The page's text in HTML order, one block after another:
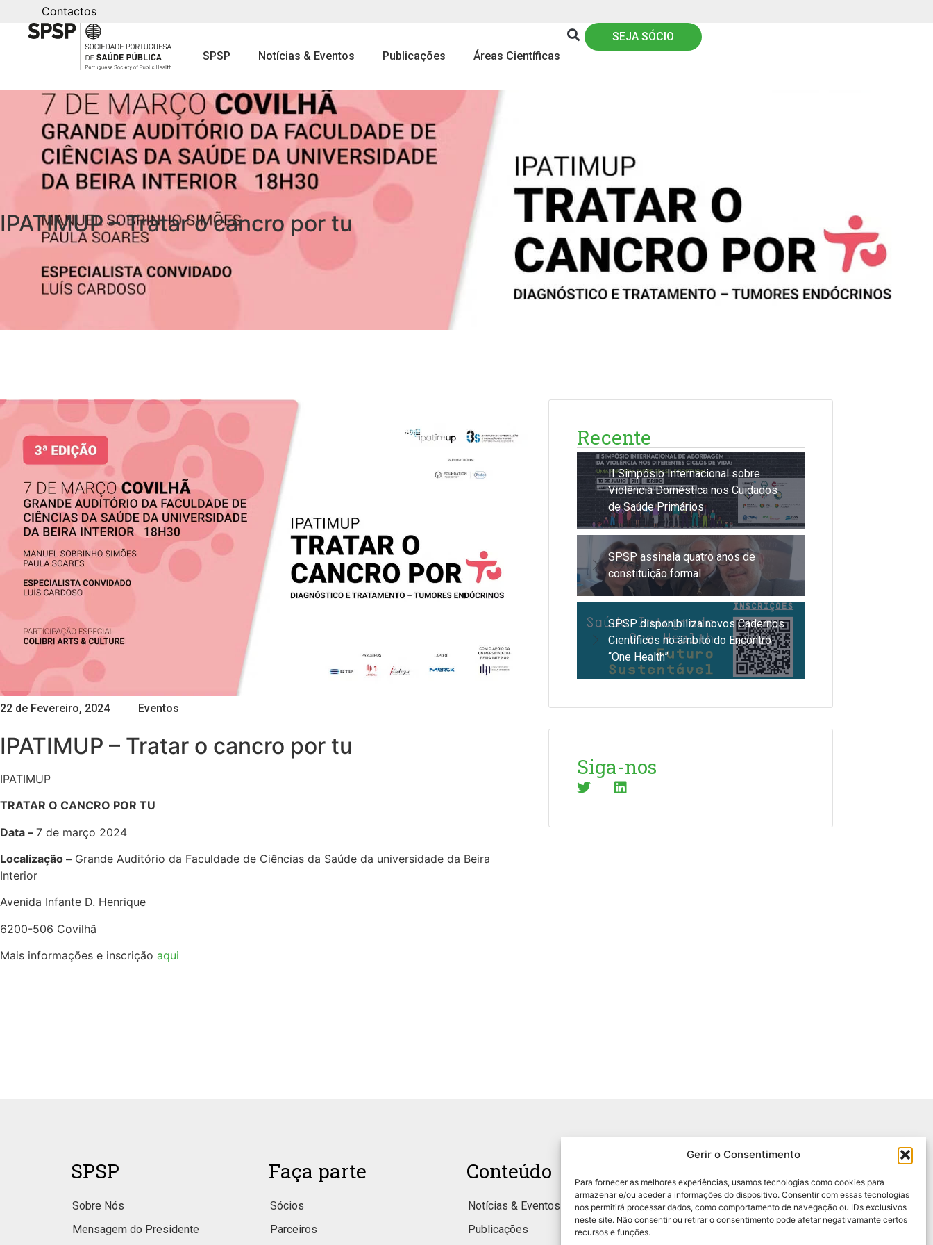
Gerir o Consentimento
Para fornecer as melhores experiências, usamos tecnologias como cookies para
armazenar e/ou aceder a informações do dispositivo. Consentir com essas tecnologias
nos permitirá processar dados, como comportamento de navegação ou IDs exclusivos
neste site. Não consentir ou retirar o consentimento pode afetar negativamante certos
recursos e funções.
Contactos
SPSP Notícias & Eventos Publicações Áreas Científicas
SEJA SÓCIO
IPATIMUP – Tratar o cancro por tu
22 de Fevereiro, 2024 Eventos
IPATIMUP – Tratar o cancro por tu
IPATIMUP
TRATAR O CANCRO POR TU
Data – 7 de março 2024
Localização – Grande Auditório da Faculdade de Ciências da Saúde da universidade da Beira
Interior
Avenida Infante D. Henrique
6200-506 Covilhã
Mais informações e inscrição aqui
Recente
II Simpósio Internacional sobre
Violência Doméstica nos Cuidados
de Saúde Primários
SPSP assinala quatro anos de
constituição formal
SPSP disponibiliza novos Cadernos
Científicos no âmbito do Encontro
“One Health”
Siga-nos
SPSP
Sobre Nós
Mensagem do Presidente
Faça parte
Sócios
Parceiros
Conteúdo
Notícias & Eventos
Publicações
CONTACTOS